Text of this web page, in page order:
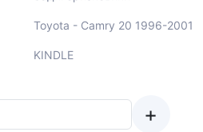
Toyota - Camry 20 1996-2001
KINDLE
+